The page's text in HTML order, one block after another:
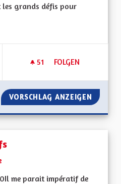
grands défis pour
51 51 FOLLOWER
FOLGEN
PRODUCTION
VORSCHLAG ANZEIGEN
me parait impératif de